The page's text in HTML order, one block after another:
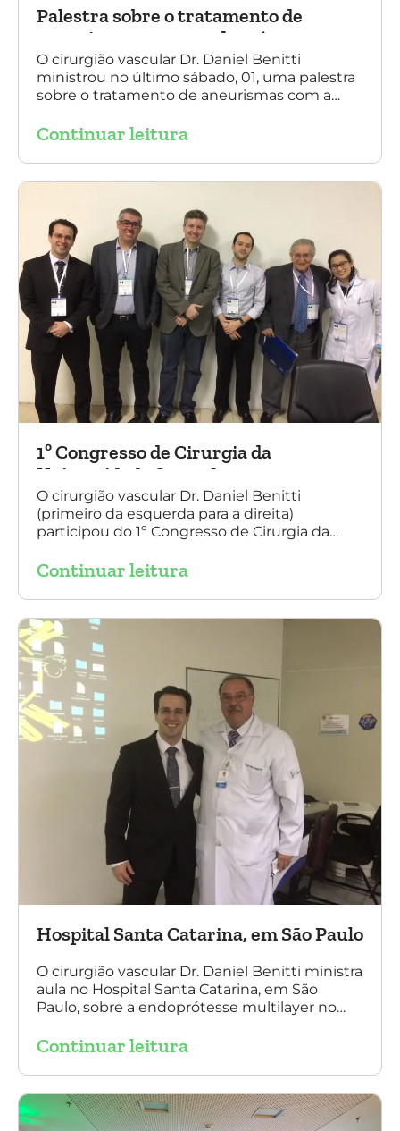
Palestra sobre o tratamento de
aneurismas com a endoprótese
multilayer, em Porto Alegre
O cirurgião vascular Dr. Daniel Benitti
ministrou no último sábado, 01, uma palestra
sobre o tratamento de aneurismas com a
foto, Dr. Daniel Benitti (ao centro) com os
Angiologia e Cirurgia Vascular do Rio Grande
do Sul.
Continuar leitura
1º Congresso de Cirurgia da
Universidade Santo Amaro
O cirurgião vascular Dr. Daniel Benitti
(primeiro da esquerda para a direita)
participou do 1º Congresso de Cirurgia da
de cirurgia endovascular. O evento também
Amato e do Dr. Adnam Neser.
Continuar leitura
Hospital Santa Catarina, em São Paulo
O cirurgião vascular Dr. Daniel Benitti ministra
aula no Hospital Santa Catarina, em São
Paulo, sobre a endoprótesse multilayer no
experiência nacional e mundial com esta
Daniel Benitti e à direita Dr. Carlos Alberto
Fernandes Costa)
Continuar leitura